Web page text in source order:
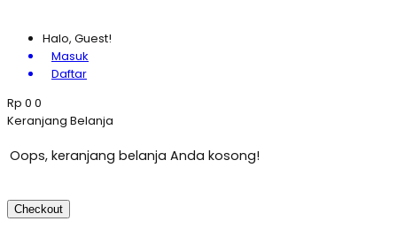
Halo, Guest!
Masuk
Daftar
Rp 0 0
Keranjang Belanja
Oops, keranjang belanja Anda kosong!
Checkout